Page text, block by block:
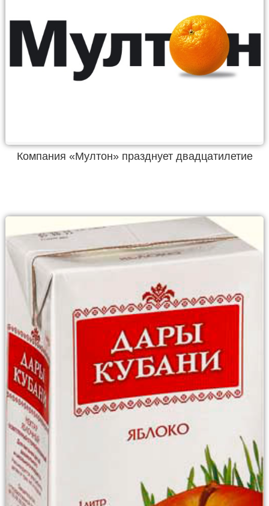
Компания «Мултон» празднует двадцатилетие